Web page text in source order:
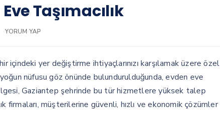
Taşımacılık
YORUM YAP
içindeki yer değiştirme ihtiyaçlarınızı karşılamak üzere özel
nüfusu göz önünde bulundurulduğunda, evden eve
Gaziantep şehrinde bu tür hizmetlere yüksek talep
firmaları, müşterilerine güvenli, hızlı ve ekonomik çözümler